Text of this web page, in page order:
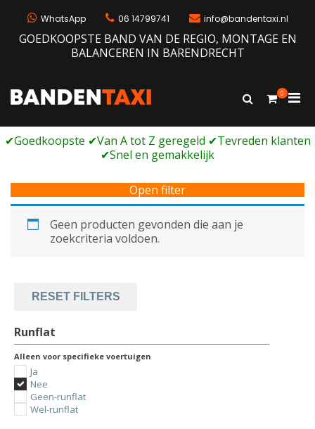
WhatsApp 06 14799741 info@bandentaxi.nl
GOEDKOOPSTE BAND VAN DE REGIO, MONTAGE EN
BALANCEREN IN BARENDRECHT
Bandengarage met eigen webshop
Toon
0
voor
Open filter
Geen producten gevonden die aan je
zoekcriteria voldoen.
RESET FILTERS
Runflat
Alleen voor specifieke voertuigen
Ja
Nee
Geen-runflat
Wel-runflat